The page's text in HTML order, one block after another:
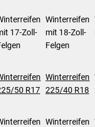
17-Zoll-
Winterreifen
mit 18-Zoll-
Felgen
50 R17
Winterreifen
225/40 R18
Winterreifen